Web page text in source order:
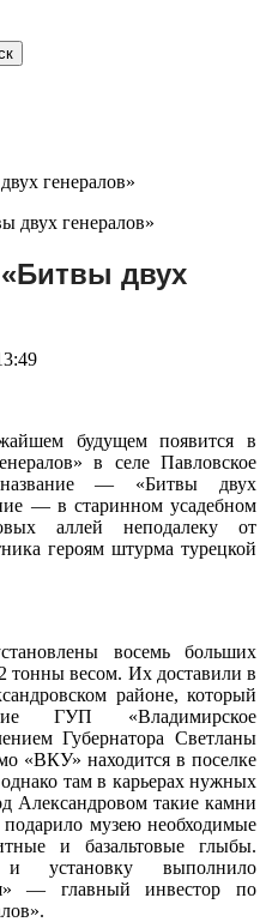
генералов»
двух
будущем появится в
в селе Павловское
— «Битвы двух
— в старинном усадебном
аллей неподалеку от
героям штурма турецкой
восемь больших
тонны весом. Их доставили в
районе, который
ГУП «Владимирское
Губернатора Светланы
«ВКУ» находится в поселке
там в карьерах нужных
Александровом такие камни
музею необходимые
и базальтовые глыбы.
установку выполнило
— главный инвестор по